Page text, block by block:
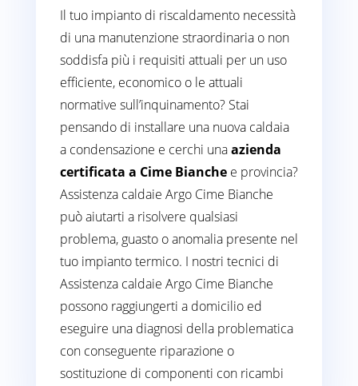
Il tuo impianto di riscaldamento necessità
di una manutenzione straordinaria o non
soddisfa più i requisiti attuali per un uso
efficiente, economico o le attuali
normative sull’inquinamento? Stai
pensando di installare una nuova caldaia
a condensazione e cerchi unaazienda
certificata a Cime Bianchee provincia?
Assistenza caldaie Argo Cime Bianche
può aiutarti a risolvere qualsiasi
problema, guasto o anomalia presente nel
tuo impianto termico. I nostri tecnici di
Assistenza caldaie Argo Cime Bianche
possono raggiungerti a domicilio ed
eseguire una diagnosi della problematica
con conseguente riparazione o
sostituzione di componenti con ricambi